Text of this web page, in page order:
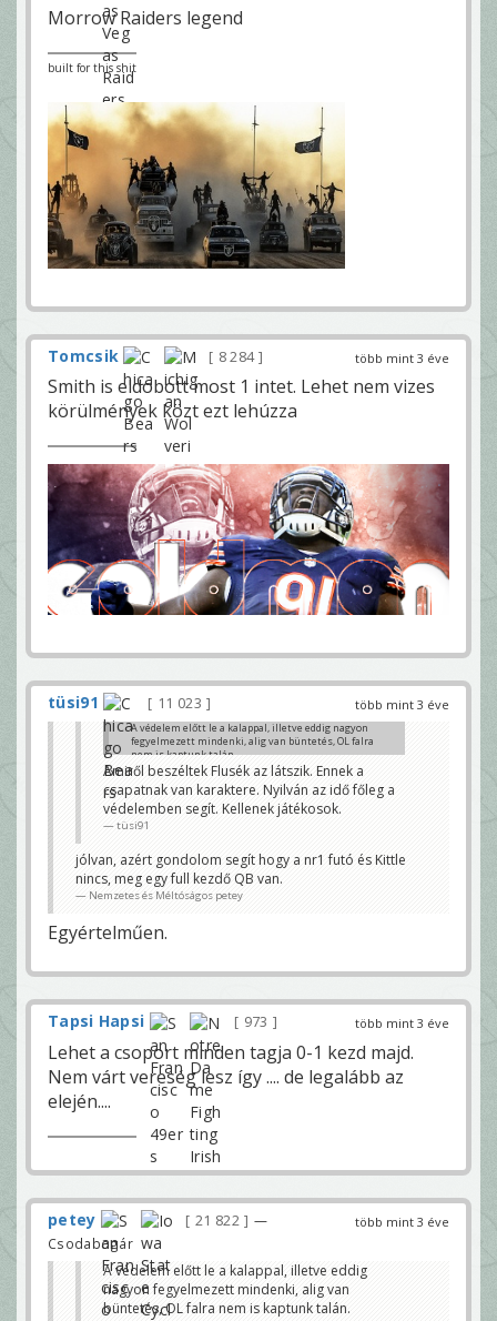
Morrow Raiders legend
built for this shit
több mint 3 éve
Tomcsik 8 284
Smith is eldobott most 1 intet. Lehet nem vizes
körülmények közt ezt lehúzza
több mint 3 éve
tüsi91 11 023
A védelem előtt le a kalappal, illetve eddig nagyon
fegyelmezett mindenki, alig van büntetés, OL falra
nem is kaptunk talán.
hpeter93
Amiről beszéltek Flusék az látszik. Ennek a
csapatnak van karaktere. Nyilván az idő főleg a
védelemben segít. Kellenek játékosok.
tüsi91
jólvan, azért gondolom segít hogy a nr1 futó és Kittle
nincs, meg egy full kezdő QB van.
Nemzetes és Méltóságos petey
Egyértelműen.
több mint 3 éve
Tapsi Hapsi 973
Lehet a csoport minden tagja 0-1 kezd majd.
Nem várt vereség lesz így .... de legalább az
elején....
több mint 3 éve
petey 21 822
—
Csodabogár
A védelem előtt le a kalappal, illetve eddig
nagyon fegyelmezett mindenki, alig van
büntetés, OL falra nem is kaptunk talán.